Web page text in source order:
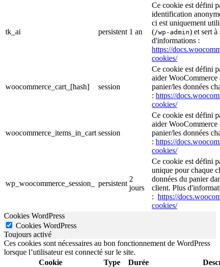
tk_ai persistent 1 an
Ce cookie est défini
identification
ci est uniquement
(/wp-admin) et sert
d'informations :
https://
cookies/
woocommerce_cart_[hash] session
Ce cookie est défini
aider WooCommerce
panier/les données
: https://
cookies/
woocommerce_items_in_cart session
Ce cookie est défini
aider WooCommerce
panier/les données
: https://
cookies/
wp_woocommerce_session_ persistent
2
jours
Ce cookie est défini
unique pour chaque
données du panier
client. Plus
: https://
cookies/
Cookies WordPress
Cookies WordPress
Toujours activé
Ces cookies sont nécessaires au bon fonctionnement de WordPress
lorsque l’utilisateur est connecté sur le site.
Cookie
Type Durée